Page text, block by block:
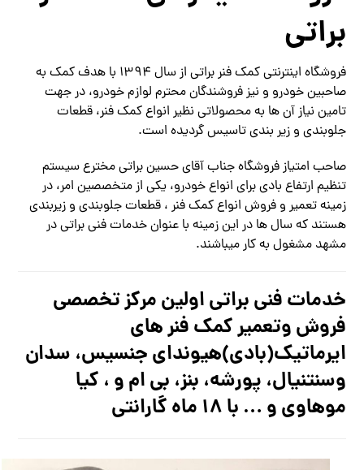
براتی
فروشگاه اینترنتی کمک فنر براتی
از سال 1394 با هدف کمک به
صاحبین خودرو و نیز فروشندگان محترم لوازم خودرو، در جهت
تامین نیاز آن ها به محصولاتی نظیر انواع کمک فنر، قطعات
جلوبندی و زیر بندی تاسیس گردیده است.
صاحب امتیاز فروشگاه جناب آقای حسین براتی مخترع سیستم
تنظیم ارتفاع بادی برای انواع خودرو، یکی از متخصصین امر، در
زمینه تعمیر و فروش انواع کمک فنر ، قطعات جلوبندی و زیربندی
هستند که سال ها در این زمینه با عنوان خدمات فنی براتی در
مشهد مشغول به کار میباشند.
خدمات فنی براتی اولین مرکز تخصصی
فروش وتعمیر کمک فنر های
ایرماتیک(بادی)هیوندای جنسیس، سدان
وسنتنیال، پورشه، بنز، بی ام و ، کیا
موهاوی و … با ۱۸ ماه گارانتی